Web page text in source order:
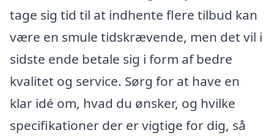
tage sig tid til at indhente flere tilbud kan
være en smule tidskrævende, men det vil i
sidste ende betale sig i form af bedre
kvalitet og service. Sørg for at have en
klar idé om, hvad du ønsker, og hvilke
specifikationer der er vigtige for dig, så